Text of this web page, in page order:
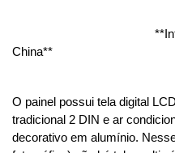
**Interior do
China**
O painel possui tela digital
tradicional 2 DIN e ar
decorativo em alumínio.